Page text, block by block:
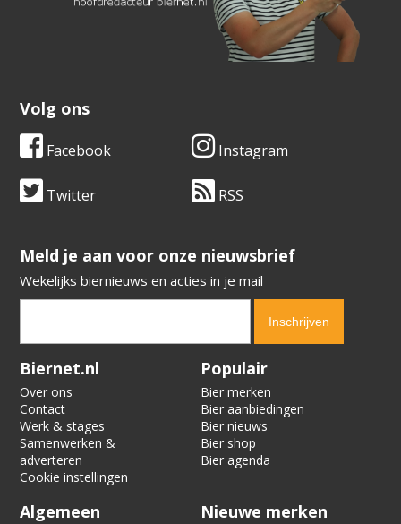
Volg ons
Facebook Instagram
Twitter RSS
​​​​​​​Meld je aan voor onze nieuwsbrief
Wekelijks biernieuws en acties in je mail
Verification code:
Biernet.nl
Over ons
Contact
Werk & stages
Samenwerken &
adverteren
Cookie instellingen
Populair
Bier merken
Bier aanbiedingen
Bier nieuws
Bier shop
Bier agenda
Algemeen Nieuwe merken